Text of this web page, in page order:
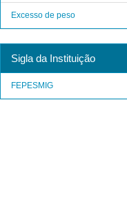
Excesso de peso
Sigla da Instituição
FEPESMIG